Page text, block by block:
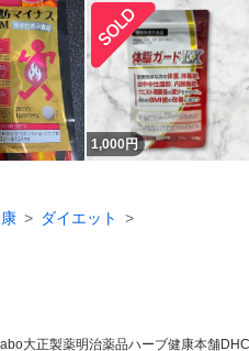
1,000 円
ダイエット
大正製薬明治薬品ハーブ健康本舗DHC